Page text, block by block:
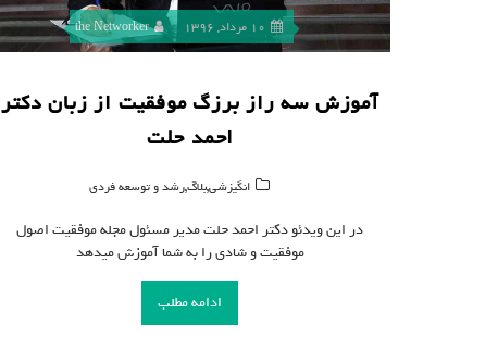
10 مرداد, 1396 the Networker
آموزش سه راز برزگ موفقیت از زبان دکتر
احمد حلت
انگیزشی,بلاگ,رشد و توسعه فردی
در این ویدئو دکتر احمد حلت مدیر مسئول مجله موفقیت اصول
موفقیت و شادی را به شما آموزش میدهد
ادامه مطلب